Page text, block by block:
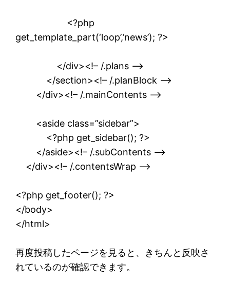
<?php
get_template_part(‘loop’,’news’); ?>
</div><!– /.plans –>
</section><!– /.planBlock –>
</div><!– /.mainContents –>
<aside class=”sidebar”>
<?php get_sidebar(); ?>
</aside><!– /.subContents –>
</div><!– /.contentsWrap –>
<?php get_footer(); ?>
</body>
</html>
再度投稿したページを見ると、きちんと反映さ
れているのが確認できます。